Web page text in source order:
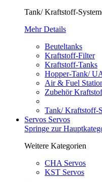
Tank/ Kraftstoff-
Mehr Details
Beuteltanks
Kraftstoff-Filter
Kraftstoff-Tanks
Hopper-Tank/
Air & Fuel
Zubehör
Tank/ Kraftstoff-
Servos Servos
Springe zur
Weitere Kategorien
CHA Servos
KST Servos